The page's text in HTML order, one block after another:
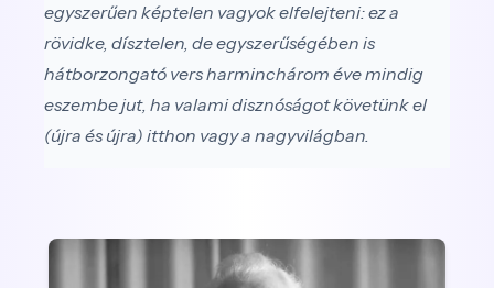
egyszerűen képtelen vagyok elfelejteni: ez a
rövidke, dísztelen, de egyszerűségében is
hátborzongató vers harminchárom éve mindig
eszembe jut, ha valami disznóságot követünk el
(újra és újra) itthon vagy a nagyvilágban.